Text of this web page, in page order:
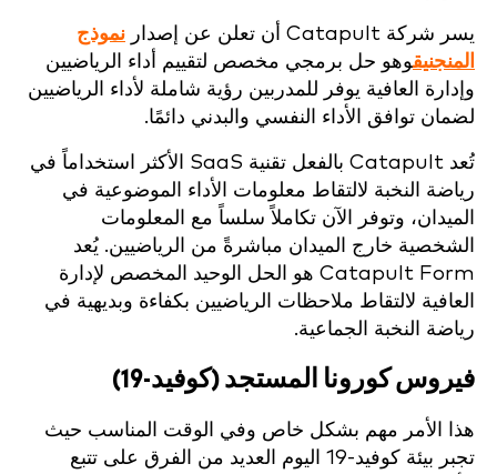
يسر شركة Catapult أن تعلن عن إصدار
نموذج
المنجنيقوهو حل برمجي مخصص لتقييم أداء الرياضيين
وإدارة العافية يوفر للمدربين رؤية شاملة لأداء الرياضيين
لضمان توافق الأداء النفسي والبدني دائمًا.
تُعد Catapult بالفعل تقنية SaaS الأكثر استخداماً في
رياضة النخبة لالتقاط معلومات الأداء الموضوعية في
الميدان، وتوفر الآن تكاملاً سلساً مع المعلومات
الشخصية خارج الميدان مباشرةً من الرياضيين. يُعد
Catapult Form هو الحل الوحيد المخصص لإدارة
العافية لالتقاط ملاحظات الرياضيين بكفاءة وبديهية في
رياضة النخبة الجماعية.
فيروس كورونا المستجد (كوفيد-19)
هذا الأمر مهم بشكل خاص وفي الوقت المناسب حيث
تجبر بيئة كوفيد-19 اليوم العديد من الفرق على تتبع